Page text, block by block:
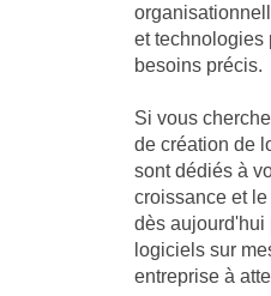
et technologies
besoins précis.
Si vous
de création de
sont dédiés à
croissance et
dès aujourd'hui
logiciels sur
entreprise à